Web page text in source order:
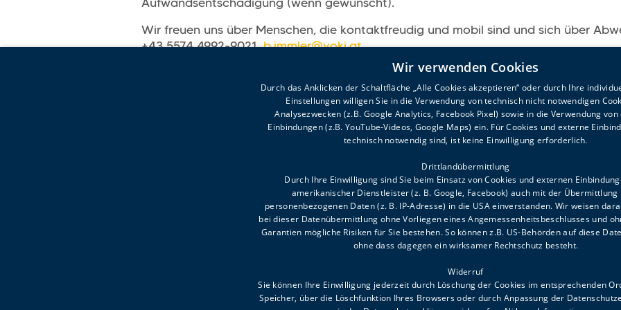
Wir freuen uns über Menschen, die kontaktfreudig und mobil sind und sich über
+43 5574 4992-9021,b.immler@voki.at
willkommen@voki.at
FR 8.00-12.00
FAQ Impressum
Wir verwenden Cookies
Durch das Anklicken der Schaltfläche „Alle Cookies akzeptieren“ oder durch Ihre
Einstellungen willigen Sie in die Verwendung von technisch nicht notwendigen
Analysezwecken (z.B. Google Analytics, Facebook Pixel) sowie in die Verwendung
Einbindungen (z.B. YouTube-Videos, Google Maps) ein. Für Cookies und externe
technisch notwendig sind, ist keine Einwilligung erforderlich.
Drittlandübermittlung
Durch Ihre Einwilligung sind Sie beim Einsatz von Cookies und externen
amerikanischer Dienstleister (z. B. Google, Facebook) auch mit der Übermittlung
personenbezogenen Daten (z. B. IP-Adresse) in die USA einverstanden. Wir weisen
bei dieser Datenübermittlung ohne Vorliegen eines Angemessenheitsbeschlusses und
Garantien mögliche Risiken für Sie bestehen. So können z.B. US-Behörden auf diese
ohne dass dagegen ein wirksamer Rechtschutz besteht.
Widerruf
Sie können Ihre Einwilligung jederzeit durch Löschung der Cookies im entsprechenden
Speicher, über die Löschfunktion Ihres Browsers oder durch Anpassung der